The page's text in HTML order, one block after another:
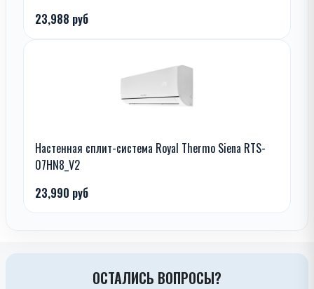
23,988 руб
Настенная сплит-система Royal Thermo Siena RTS-
07HN8_V2
23,990 руб
ОСТАЛИСЬ ВОПРОСЫ?